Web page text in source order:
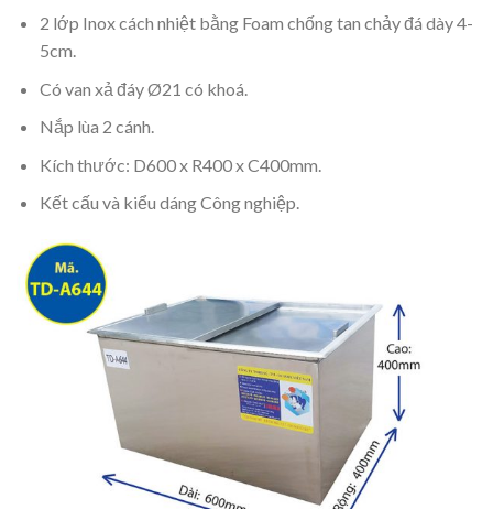
2 lớp Inox cách nhiệt bằng Foam chống tan chảy đá dày 4-
5cm.
Có van xả đáy Ø21 có khoá.
Nắp lùa 2 cánh.
Kích thước: D600 x R400 x C400mm.
Kết cấu và kiểu dáng Công nghiệp.